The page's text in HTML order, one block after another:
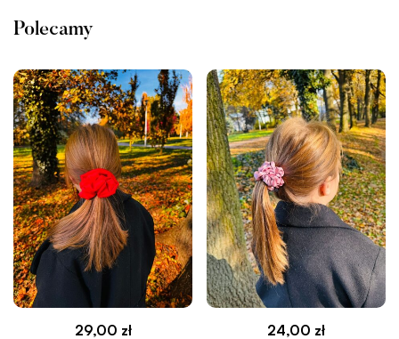
Polecamy
29,00 zł 24,00 zł